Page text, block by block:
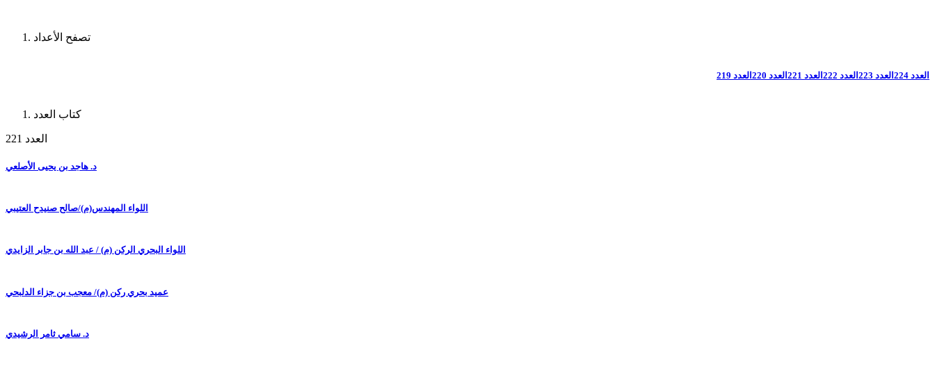
تصفح الأعداد
العدد 224 العدد 223 العدد 222 العدد 221 العدد 220 العدد 219
كتاب العدد
العدد 221
د. هاجد بن يحيى الأصلعي
اللواء المهندس(م)/صالح صنيدح العتيبي
اللواء البحري الركن (م) / عبد الله بن جابر الزايدي
عميد بحري ركن (م)/ معجب بن جزاء الدلبحي
د. سامي ثامر الرشيدي